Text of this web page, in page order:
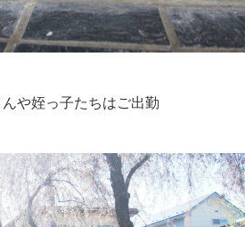
や姪っ子たちはご出勤